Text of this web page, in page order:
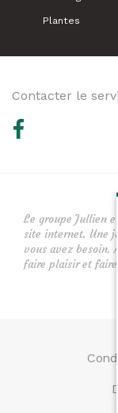
Plantes
Contacter le
Le groupe Jullien
site internet. Une
vous avez besoin.
faire plaisir et faire